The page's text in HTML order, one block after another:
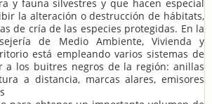
y fauna silvestres y que hacen especial
la alteración o destrucción de hábitats,
de cría de las especies protegidas. En la
de Medio Ambiente, Vivienda y
está empleando varios sistemas de
a los buitres negros de la región: anillas
a distancia, marcas alares, emisores